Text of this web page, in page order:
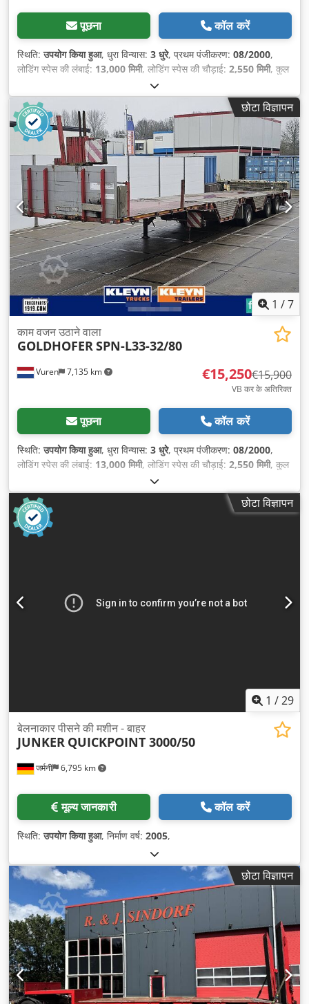
पूछना कॉल करें
स्थिति:उपयोग किया हुआ, धुरा विन्यास: 3 धुरे, प्रथम पंजीकरण: 08/2000,
लोडिंग स्पेस की लंबाई: 13,000 मिमी, लोडिंग स्पेस की चौड़ाई: 2,550 मिमी, कुल
2,550 मिमी
सस्पेंशन:हवा, टायर का आकार:235/75R17,5, रंग:अन्य, निर्माण वर्ष:2000,
उपकरण:एबीएस, छोटा विज्ञापन
1 /7
Vuren 7,135 km
काम वजन उठाने वाला
GOLDHOFERSPN-L33-32/80
€15,250€15,900
VB कर के अतिरिक्त
पूछना कॉल करें
स्थिति:उपयोग किया हुआ, धुरा विन्यास: 3 धुरे, प्रथम पंजीकरण: 08/2000,
लोडिंग स्पेस की लंबाई: 13,000 मिमी, लोडिंग स्पेस की चौड़ाई: 2,550 मिमी, कुल
2,550 मिमी
सस्पेंशन:हवा, टायर का आकार:235/75R17,5, रंग:अन्य, निर्माण वर्ष:2000,
उपकरण:एबीएस छोटा विज्ञापन
1 /29
जर्मनी 6,795 km
बेलनाकार पीसने की मशीन - बाहर
JUNKER QUICKPOINT 3000/50
मूल्य जानकारी कॉल करें
स्थिति:उपयोग किया हुआ, निर्माण वर्ष: 2005,
छोटा विज्ञापन